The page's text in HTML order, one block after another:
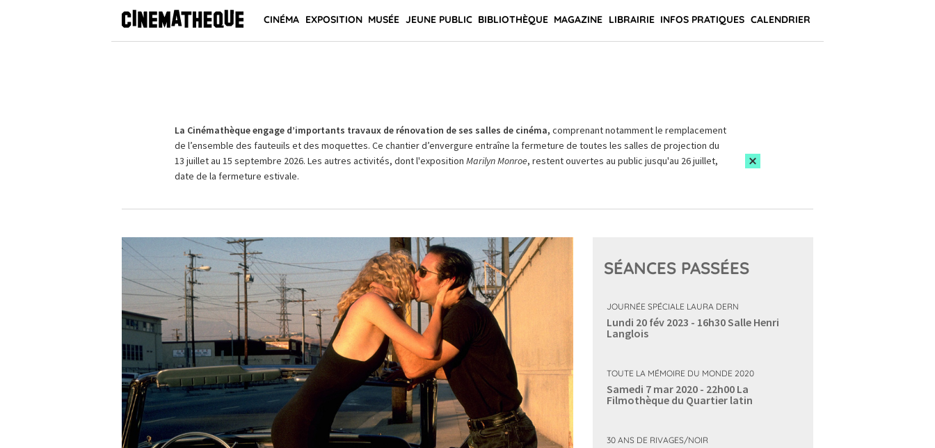
CINÉMA EXPOSITION MUSÉE JEUNE PUBLIC BIBLIOTHÈQUE MAGAZINE LIBRAIRIE INFOS PRATIQUES CALENDRIER
La Cinémathèque engage d’importants travaux de rénovation de ses salles de cinéma, comprenant notamment le remplacement
de l’ensemble des fauteuils et des moquettes. Ce chantier d’envergure entraîne la fermeture de toutes les salles de projection du
13 juillet au 15 septembre 2026. Les autres activités, dont l'exposition Marilyn Monroe, restent ouvertes au public jusqu'au 26 juillet,
date de la fermeture estivale.
SÉANCES PASSÉES
JOURNÉE SPÉCIALE LAURA DERN
Lundi 20 fév 2023 - 16h30Salle Henri
Langlois
TOUTE LA MÉMOIRE DU MONDE 2020
Samedi 7 mar 2020 - 22h00 La
Filmothèque du Quartier latin
30 ANS DE RIVAGES/NOIR